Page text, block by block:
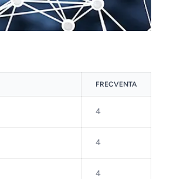
FRECVENTA
4
4
4